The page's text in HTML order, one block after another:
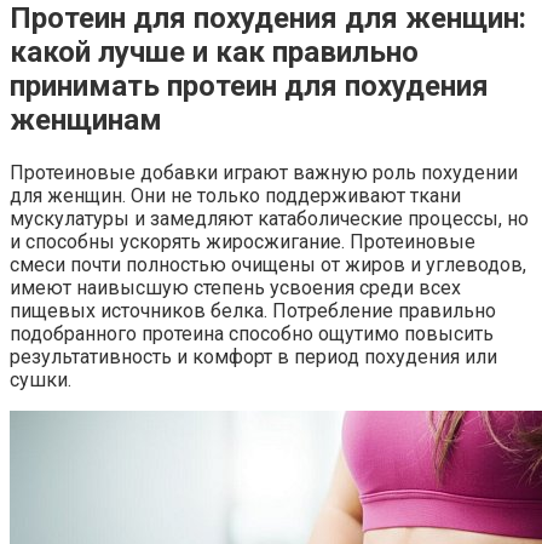
Протеин для похудения для женщин:
какой лучше и как правильно
принимать протеин для похудения
женщинам
Протеиновые добавки играют важную роль похудении
для женщин. Они не только поддерживают ткани
мускулатуры и замедляют катаболические процессы, но
и способны ускорять жиросжигание. Протеиновые
смеси почти полностью очищены от жиров и углеводов,
имеют наивысшую степень усвоения среди всех
пищевых источников белка. Потребление правильно
подобранного протеина способно ощутимо повысить
результативность и комфорт в период похудения или
сушки.